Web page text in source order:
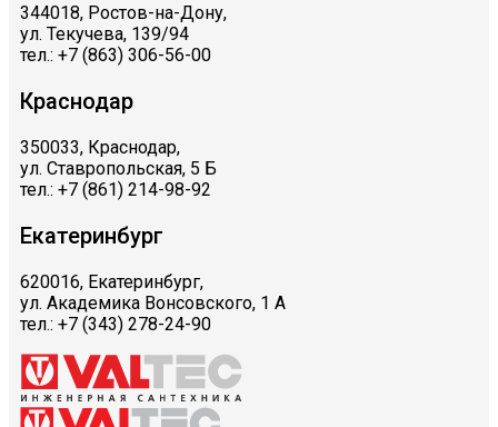
344018, Ростов-на-Дону,
ул. Текучева, 139/94
тел.: +7 (863) 306-56-00
Краснодар
350033, Краснодар,
ул. Ставропольская, 5 Б
тел.: +7 (861) 214-98-92
Екатеринбург
620016, Екатеринбург,
ул. Академика Вонсовского, 1 А
тел.: +7 (343) 278-24-90